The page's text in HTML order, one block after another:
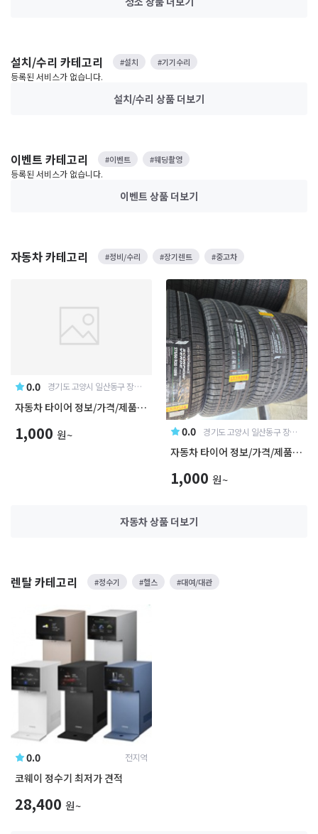
설치/수리 카테고리 #설치 #기기수리
등록된 서비스가 없습니다.
설치/수리 상품 더보기
이벤트 카테고리 #이벤트 #웨딩촬영
등록된 서비스가 없습니다.
이벤트 상품 더보기
자동차 카테고리 #정비/수리 #장기렌트 #중고차
0.0 경기도 고양시 일산동구 장항동
자동차 타이어 정보/가격/제품 안내
1,000 원~ 0.0 경기도 고양시 일산동구 장항동
자동차 타이어 정보/가격/제품 안내
1,000 원~
자동차 상품 더보기
렌탈 카테고리 #정수기 #헬스 #대여/대관
0.0 전지역
코웨이 정수기 최저가 견적
28,400 원~